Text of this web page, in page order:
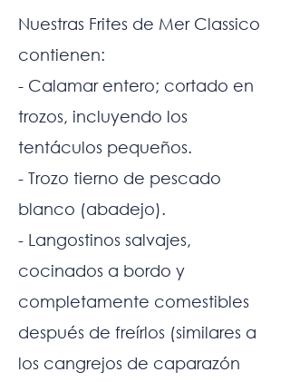
Nuestras Frites de Mer Classico
contienen:
- Calamar entero; cortado en
trozos, incluyendo los
tentáculos pequeños.
- Trozo tierno de pescado
blanco (abadejo).
- Langostinos salvajes,
cocinados a bordo y
completamente comestibles
después de freírlos (similares a
los cangrejos de caparazón